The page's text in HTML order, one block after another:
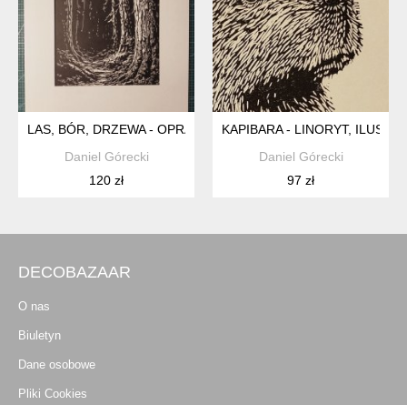
LAS, BÓR, DRZEWA - OPRAWIONE PASSE-PARTOUT -
Daniel Górecki
120 zł
KAPIBARA - LINORYT,
Daniel Górecki
97 zł
DECOBAZAAR
O nas
Biuletyn
Dane osobowe
Pliki Cookies